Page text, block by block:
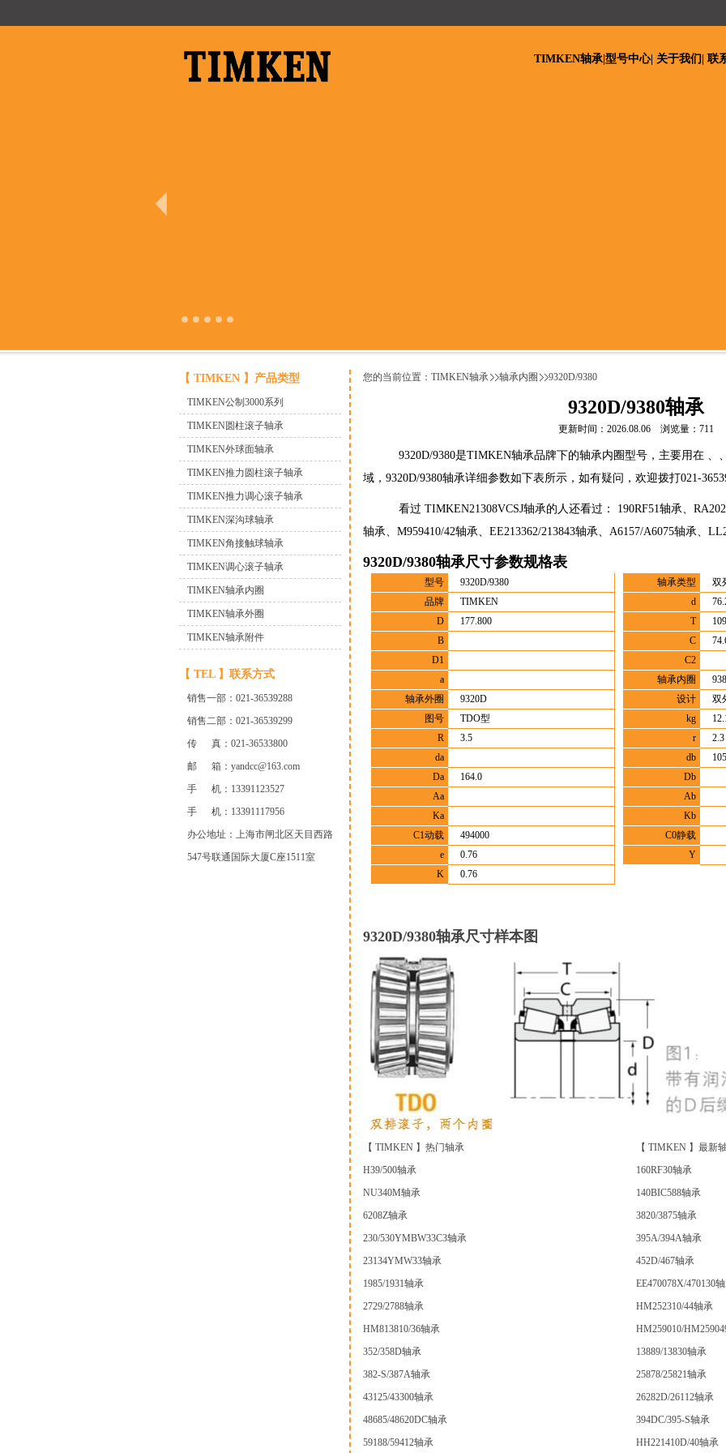
TIMKEN轴承|型号中心| 关于我们 联
【 TIMKEN 】产品类型
TIMKEN公制3000系列
TIMKEN圆柱滚子轴承
TIMKEN外球面轴承
TIMKEN推力圆柱滚子轴承
TIMKEN推力调心滚子轴承
TIMKEN深沟球轴承
TIMKEN角接触球轴承
TIMKEN调心滚子轴承
TIMKEN轴承内圈
TIMKEN轴承外圈
TIMKEN轴承附件
【 TEL 】 联系方式
销售一部：021-36539288
销售二部：021-36539299
传 真：021-36533800
邮 箱：yandcc@163.com
手 机：13391123527
手 机：13391117956
办公地址：上海市闸北区天目西路
547号联通国际大厦C座1511室
您的当前位置： TIMKEN轴承 轴承内圈 9320D/9380
9320D/9380轴承
更新时间：2026.08.06 浏览量：711
9320D/9380是TIMKEN轴承品牌下的轴承内圈型号，主要用在 、
域，9320D/9380轴承详细参数如下表所示，如有疑问，欢迎拨打021-
看过 TIMKEN21308VCSJ轴承的人还看过： 190RF51轴承、
轴承、M959410/42轴承、EE213362/213843轴承、A6157/A6075轴承、
9320D/9380轴承尺寸参数规格表
型号 9320D/9380 轴承类型
双
品牌
TIMKEN d
D
177.800 T
B
C
D1
C2
a
轴承内圈
轴承外圈
9320D 设计
双
图号
TDO型 kg
R
3.5 r
2.3
da
db
Da
164.0
Db
Aa
Ab
Ka
Kb
C1动载
494000
C0静载
e
0.76
Y
K
0.76
9320D/9380轴承尺寸样本图
【 TIMKEN 】热门轴承
H39/500轴承
NU340M轴承
6208Z轴承
230/530YMBW33C3轴承
23134YMW33轴承
1985/1931轴承
2729/2788轴承
HM813810/36轴承
352/358D轴承
382-S/387A轴承
43125/43300轴承
48685/48620DC轴承
59188/59412轴承
【 TIMKEN 】最新
160RF30轴承
140BIC588轴承
3820/3875轴承
395A/394A轴承
452D/467轴承
EE470078X/470130
HM252310/44轴承
HM259010/
13889/13830轴承
25878/25821轴承
26282D/26112轴承
394DC/395-S轴承
HH221410D/40轴承